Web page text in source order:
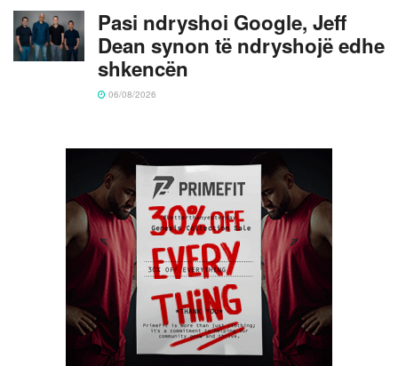
Pasi ndryshoi Google, Jeff
Dean synon të ndryshojë edhe
shkencën
06/08/2026